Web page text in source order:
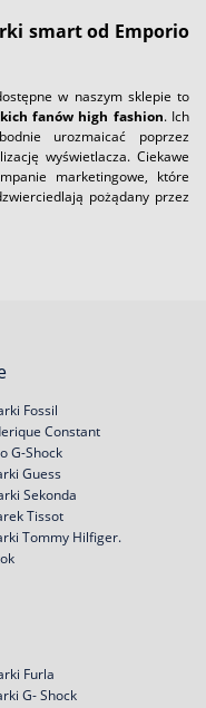
smart od Emporio
w naszym sklepie to
fanów high fashion. Ich
urozmaicać poprzez
wyświetlacza. Ciekawe
marketingowe, które
pożądany przez
Fossil
Constant
G-Shock
Guess
Sekonda
Tissot
Tommy Hilfiger.
Furla
G- Shock